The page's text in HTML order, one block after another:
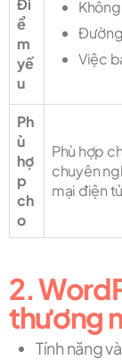
Đi
ể
m
yế
u
Việc
Ph
ù
hợ
p
ch
o
Phù hợp
chuyên
mại điện
2.
thương
Tính năng